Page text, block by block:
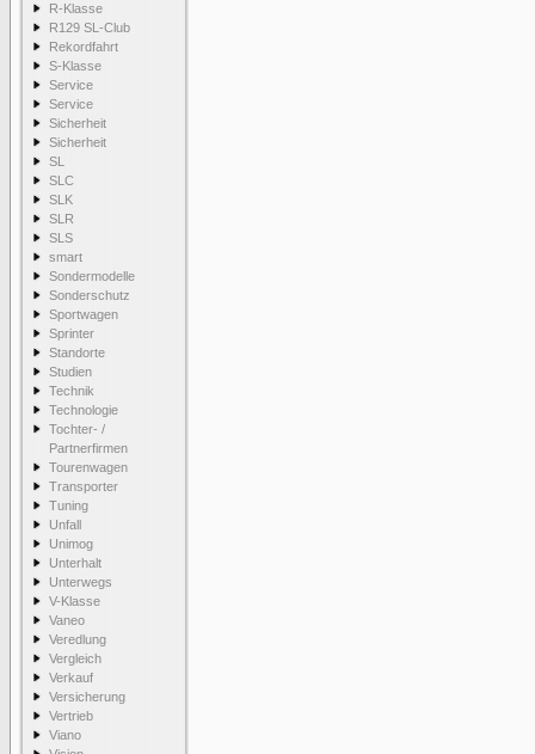
R-Klasse
R129 SL-Club
Rekordfahrt
S-Klasse
Service
Service
Sicherheit
Sicherheit
SL
SLC
SLK
SLR
SLS
smart
Sondermodelle
Sonderschutz
Sportwagen
Sprinter
Standorte
Studien
Technik
Technologie
Tochter- /
Partnerfirmen
Tourenwagen
Transporter
Tuning
Unfall
Unimog
Unterhalt
Unterwegs
V-Klasse
Vaneo
Veredlung
Vergleich
Verkauf
Versicherung
Vertrieb
Viano